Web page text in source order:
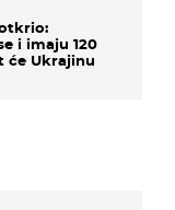
i imaju 120
će Ukrajinu